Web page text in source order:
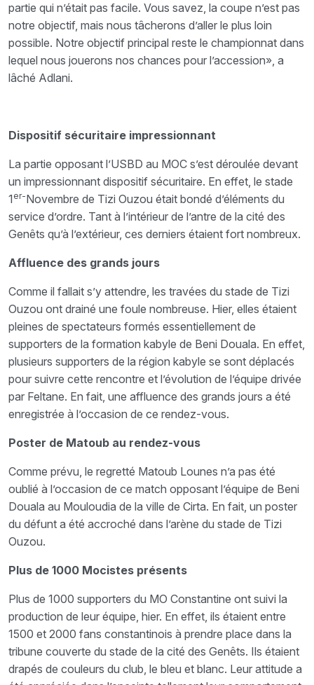
partie qui n’était pas facile. Vous savez, la coupe n’est pas
notre objectif, mais nous tâcherons d’aller le plus loin
possible. Notre objectif principal reste le championnat dans
lequel nous jouerons nos chances pour l’accession», a
lâché Adlani.
Dispositif sécuritaire impressionnant
La partie opposant l’USBD au MOC s’est déroulée devant
un impressionnant dispositif sécuritaire. En effet, le stade
1 er-Novembre de Tizi Ouzou était bondé d’éléments du
service d’ordre. Tant à l’intérieur de l’antre de la cité des
Genêts qu’à l’extérieur, ces derniers étaient fort nombreux.
Affluence des grands jours
Comme il fallait s’y attendre, les travées du stade de Tizi
Ouzou ont drainé une foule nombreuse. Hier, elles étaient
pleines de spectateurs formés essentiellement de
supporters de la formation kabyle de Beni Douala. En effet,
plusieurs supporters de la région kabyle se sont déplacés
pour suivre cette rencontre et l’évolution de l’équipe drivée
par Feltane. En fait, une affluence des grands jours a été
enregistrée à l’occasion de ce rendez-vous.
Poster de Matoub au rendez-vous
Comme prévu, le regretté Matoub Lounes n’a pas été
oublié à l’occasion de ce match opposant l’équipe de Beni
Douala au Mouloudia de la ville de Cirta. En fait, un poster
du défunt a été accroché dans l’arène du stade de Tizi
Ouzou.
Plus de 1000 Mocistes présents
Plus de 1000 supporters du MO Constantine ont suivi la
production de leur équipe, hier. En effet, ils étaient entre
1500 et 2000 fans constantinois à prendre place dans la
tribune couverte du stade de la cité des Genêts. Ils étaient
drapés de couleurs du club, le bleu et blanc. Leur attitude a